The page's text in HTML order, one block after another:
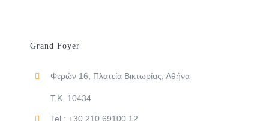
Grand Foyer
Φερών 16, Πλατεία Βικτωρίας, Αθήνα
Τ.Κ. 10434
Tel : +30 210 69100 12